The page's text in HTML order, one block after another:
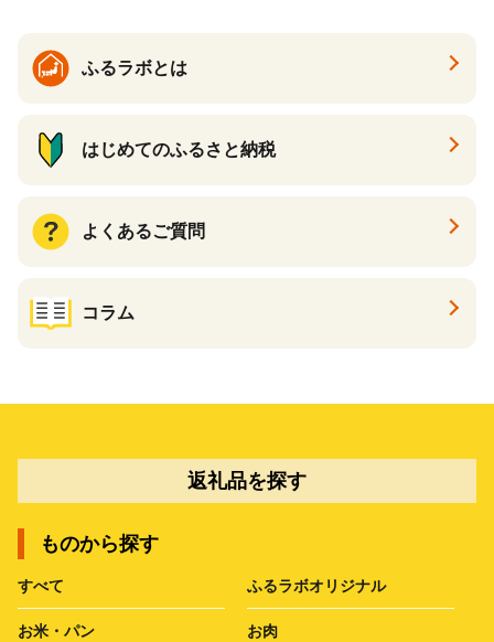
ふるラボとは
はじめてのふるさと納税
よくあるご質問
コラム
返礼品を探す
ものから探す
すべて ふるラボオリジナル
お米・パン お肉